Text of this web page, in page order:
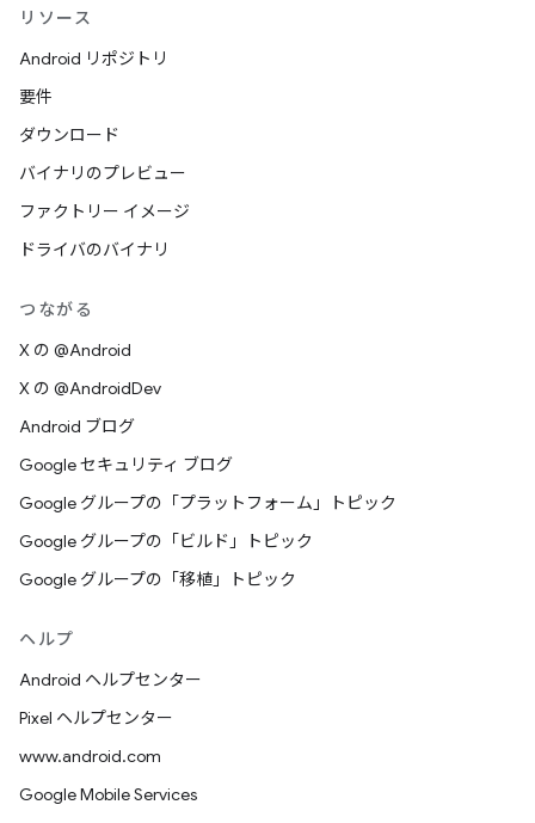
リソース
Android リポジトリ
要件
ダウンロード
バイナリのプレビュー
ファクトリー イメージ
ドライバのバイナリ
つながる
X の @Android
X の @AndroidDev
Android ブログ
Google セキュリティ ブログ
Google グループの「プラットフォーム」トピック
Google グループの「ビルド」トピック
Google グループの「移植」トピック
ヘルプ
Android ヘルプセンター
Pixel ヘルプセンター
www.android.com
Google Mobile Services